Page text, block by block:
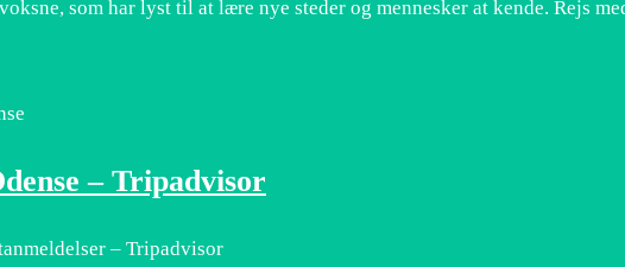
som har lyst til at lære nye steder og mennesker at kende. Rejs
– Tripadvisor
– Tripadvisor